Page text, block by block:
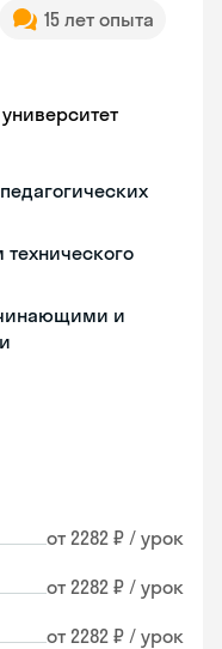
15 лет опыта
и
от 2282 ₽ / урок
от 2282 ₽ / урок
от 2282 ₽ / урок